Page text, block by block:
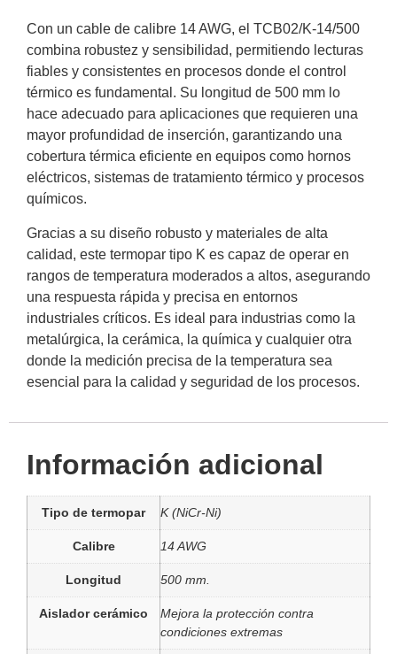
Con un cable de calibre 14 AWG, el TCB02/K-14/500
combina robustez y sensibilidad, permitiendo lecturas
fiables y consistentes en procesos donde el control
térmico es fundamental. Su longitud de 500 mm lo
hace adecuado para aplicaciones que requieren una
mayor profundidad de inserción, garantizando una
cobertura térmica eficiente en equipos como hornos
eléctricos, sistemas de tratamiento térmico y procesos
químicos.
Gracias a su diseño robusto y materiales de alta
calidad, este termopar tipo K es capaz de operar en
rangos de temperatura moderados a altos, asegurando
una respuesta rápida y precisa en entornos
industriales críticos. Es ideal para industrias como la
metalúrgica, la cerámica, la química y cualquier otra
donde la medición precisa de la temperatura sea
esencial para la calidad y seguridad de los procesos.
Información adicional
Tipo de termopar K (NiCr-Ni)
Calibre 14 AWG
Longitud 500 mm.
Aislador cerámico
Mejora la protección contra
condiciones extremas